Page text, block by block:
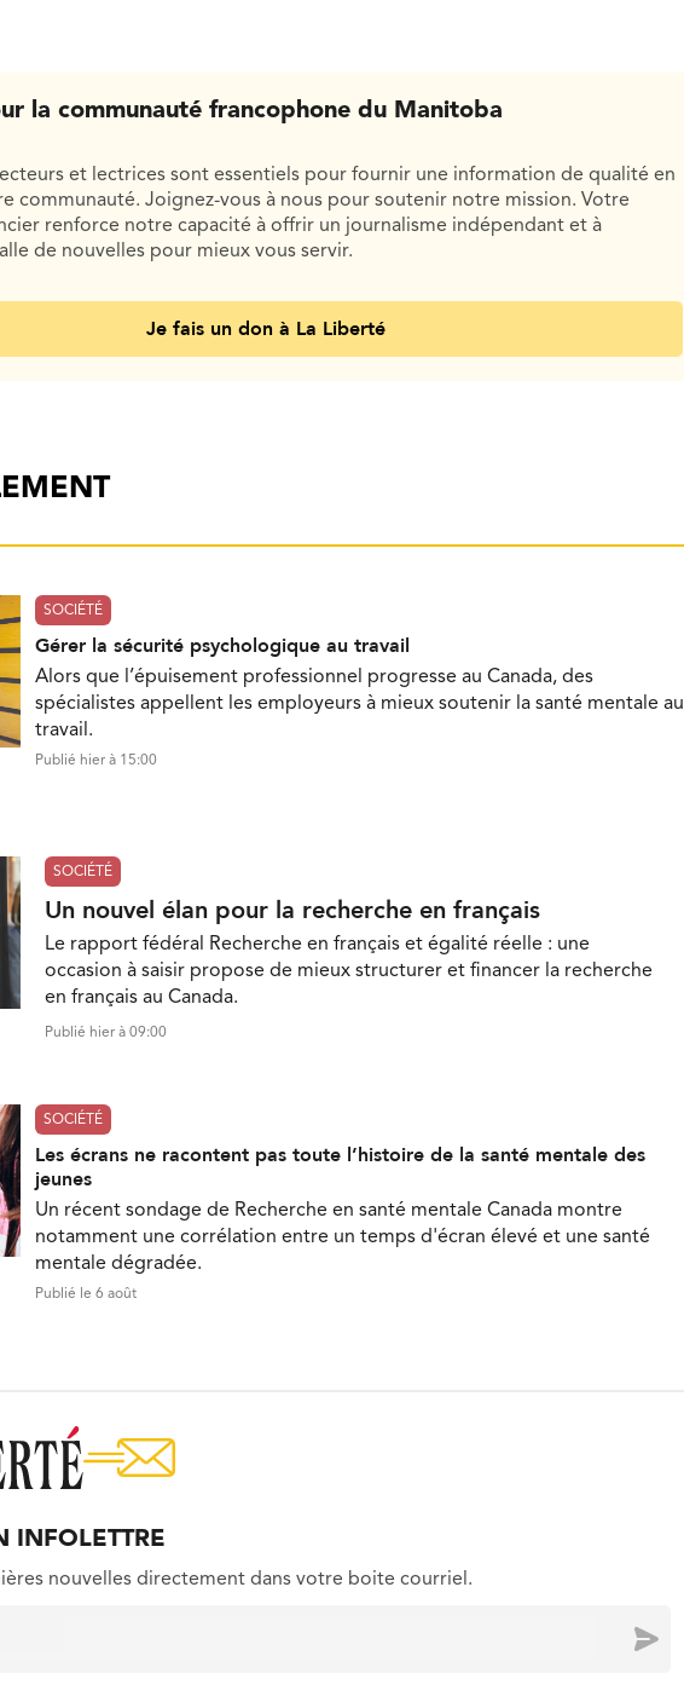
la communauté francophone du Manitoba
et lectrices sont essentiels pour fournir une information de qualité en
communauté. Joignez-vous à nous pour soutenir notre mission. Votre
renforce notre capacité à offrir un journalisme indépendant et à
de nouvelles pour mieux vous servir.
Je fais un don à La Liberté
SOCIÉTÉ
Gérer la sécurité psychologique au travail
Alors que l’épuisement professionnel progresse au Canada, des
spécialistes appellent les employeurs à mieux soutenir la santé mentale au
travail.
Publié hier à 15:00
SOCIÉTÉ
Un nouvel élan pour la recherche en français
Le rapport fédéral Recherche en français et égalité réelle : une
occasion à saisir propose de mieux structurer et financer la recherche
en français au Canada.
Publié hier à 09:00
SOCIÉTÉ
Les écrans ne racontent pas toute l’histoire de la santé mentale des
jeunes
Un récent sondage de Recherche en santé mentale Canada montre
notamment une corrélation entre un temps d'écran élevé et une santé
mentale dégradée.
Publié le 6 août
INFOLETTRE
nouvelles directement dans votre boite courriel.
Envoyer